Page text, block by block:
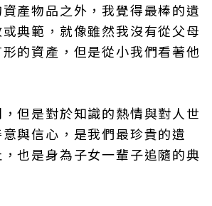
產物品之外，我覺得最棒的遺
典範，就像雖然我沒有從父母
的資產，但是從小我們看著他
但是對於知識的熱情與對人世
與信心，是我們最珍貴的遺
也是身為子女一輩子追隨的典